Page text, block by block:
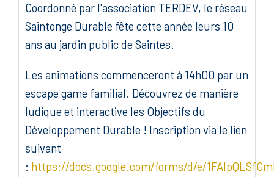
Coordonné par l'association TERDEV, le réseau
Saintonge Durable fête cette année leurs 10
ans au jardin public de Saintes.
Les animations commenceront à 14h00 par un
escape game familial. Découvrez de manière
ludique et interactive les Objectifs du
Développement Durable ! Inscription via le lien
suivant
: https://docs.google.com/forms/d/e/